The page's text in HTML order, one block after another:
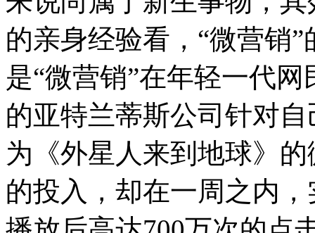
的亲身经验看，“微营销
是“微营销”在年轻一代
的亚特兰蒂斯公司针对
为《外星人来到地球》
的投入，却在一周之内